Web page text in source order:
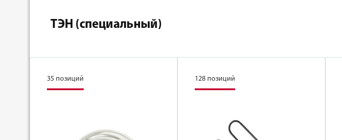
ТЭН (специальный)
35 позиций 128 позиций